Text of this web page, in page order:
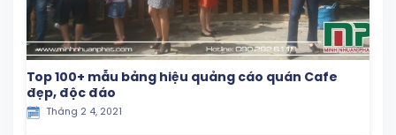
Top 100+ mẫu bảng hiệu quảng cáo quán Cafe
đẹp, độc đáo
Tháng 2 4, 2021